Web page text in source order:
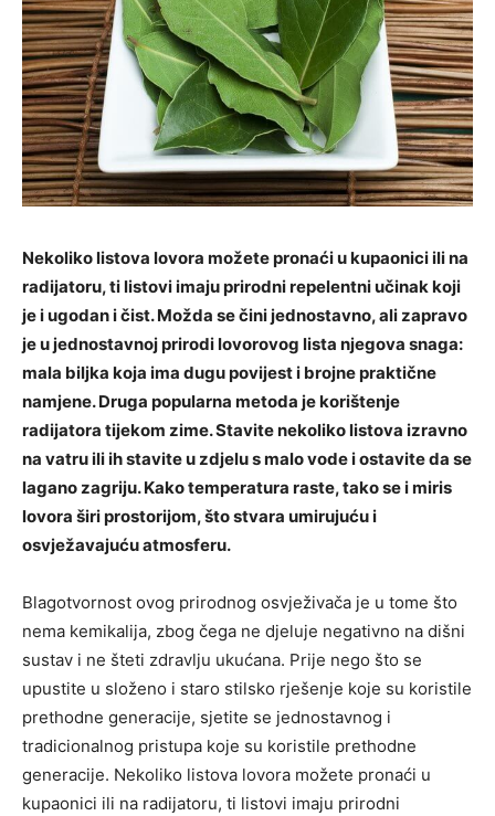
Nekoliko listova lovora možete pronaći u kupaonici ili na
radijatoru, ti listovi imaju prirodni repelentni učinak koji
je i ugodan i čist. Možda se čini jednostavno, ali zapravo
je u jednostavnoj prirodi lovorovog lista njegova snaga:
mala biljka koja ima dugu povijest i brojne praktične
namjene. Druga popularna metoda je korištenje
radijatora tijekom zime. Stavite nekoliko listova izravno
na vatru ili ih stavite u zdjelu s malo vode i ostavite da se
lagano zagriju. Kako temperatura raste, tako se i miris
lovora širi prostorijom, što stvara umirujuću i
osvježavajuću atmosferu.
Blagotvornost ovog prirodnog osvježivača je u tome što
nema kemikalija, zbog čega ne djeluje negativno na dišni
sustav i ne šteti zdravlju ukućana. Prije nego što se
upustite u složeno i staro stilsko rješenje koje su koristile
prethodne generacije, sjetite se jednostavnog i
tradicionalnog pristupa koje su koristile prethodne
generacije. Nekoliko listova lovora možete pronaći u
kupaonici ili na radijatoru, ti listovi imaju prirodni